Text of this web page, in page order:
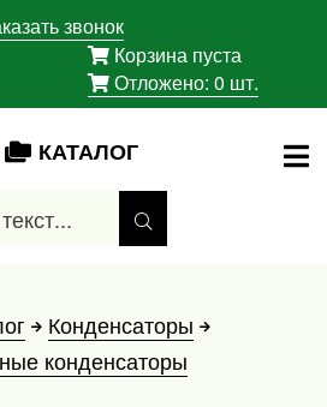
звонок
Корзина пуста
Отложено: 0 шт.
КАТАЛОГ
Конденсаторы
конденсаторы